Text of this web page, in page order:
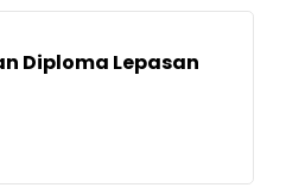
Diploma Lepasan